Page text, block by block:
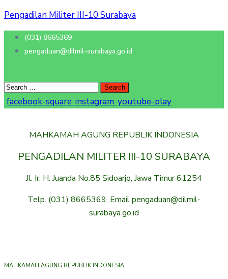
Pengadilan Militer III-10 Surabaya
(031) 8665369
pengaduan@dilmil-surabaya.go.id
facebook-square instagram youtube-play
MAHKAMAH AGUNG REPUBLIK INDONESIA
PENGADILAN MILITER III-10 SURABAYA
Jl. Ir. H. Juanda No.85 Sidoarjo, Jawa Timur 61254
Telp. (031) 8665369. Email pengaduan@dilmil-
surabaya.go.id
MAHKAMAH AGUNG REPUBLIK INDONESIA